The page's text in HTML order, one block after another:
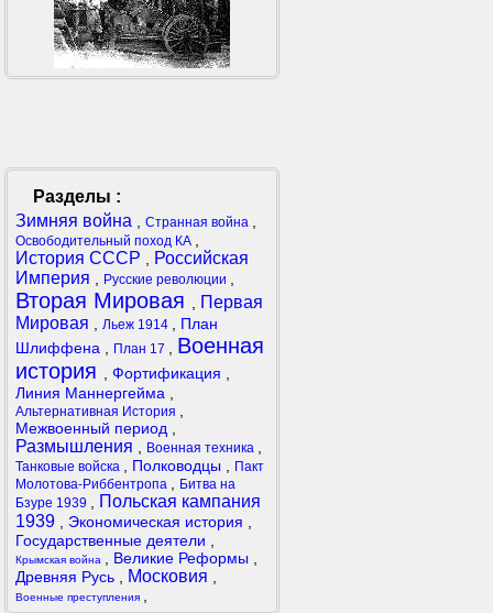
Разделы :
Зимняя война
Странная война
Освободительный поход КА
История СССР
Российская
Империя
Русские революции
Вторая Мировая
Первая
Мировая
Льеж 1914
План
Шлиффена
План 17
Военная
история
Фортификация
Линия Маннергейма
Альтернативная История
Межвоенный период
Размышления Военная техника
Танковые войска Полководцы
Пакт
Молотова-Риббентропа
Битва на
Бзуре 1939
Польская кампания
1939
Экономическая история
Государственные деятели
Крымская война Великие Реформы
Древняя Русь
Московия
Военные преступления